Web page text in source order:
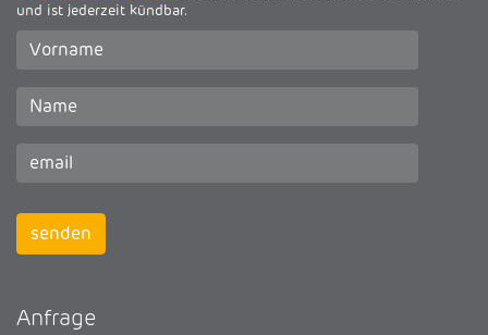
und ist jederzeit kündbar.
Anfrage